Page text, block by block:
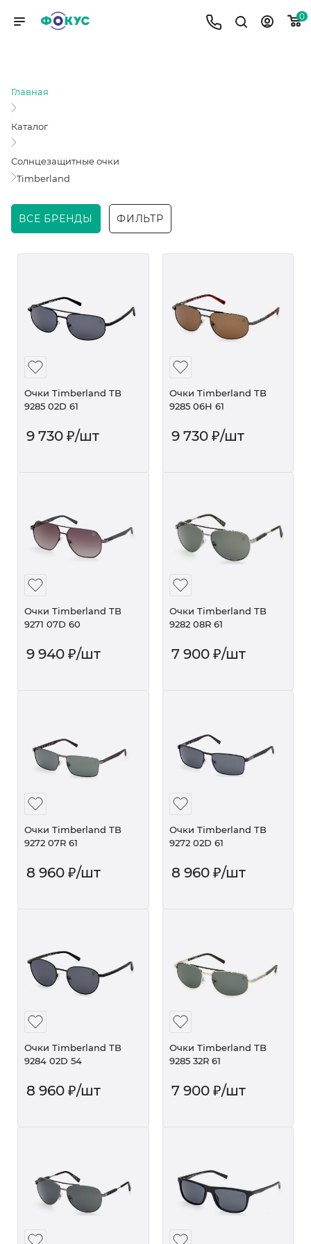
0
Главная
Каталог
Солнцезащитные очки
Timberland
ВСЕ БРЕНДЫ ФИЛЬТР
Очки Timberland TB
9285 02D 61
9 730 ₽/шт
Очки Timberland TB
9285 06H 61
9 730₽/шт
Очки Timberland TB
9271 07D 60
9 940 ₽/шт
Очки Timberland TB
9282 08R 61
7 900₽/шт
Очки Timberland TB
9272 07R 61
8 960 ₽/шт
Очки Timberland TB
9272 02D 61
8 960₽/шт
Очки Timberland TB
9284 02D 54
8 960 ₽/шт
Очки Timberland TB
9285 32R 61
7 900₽/шт